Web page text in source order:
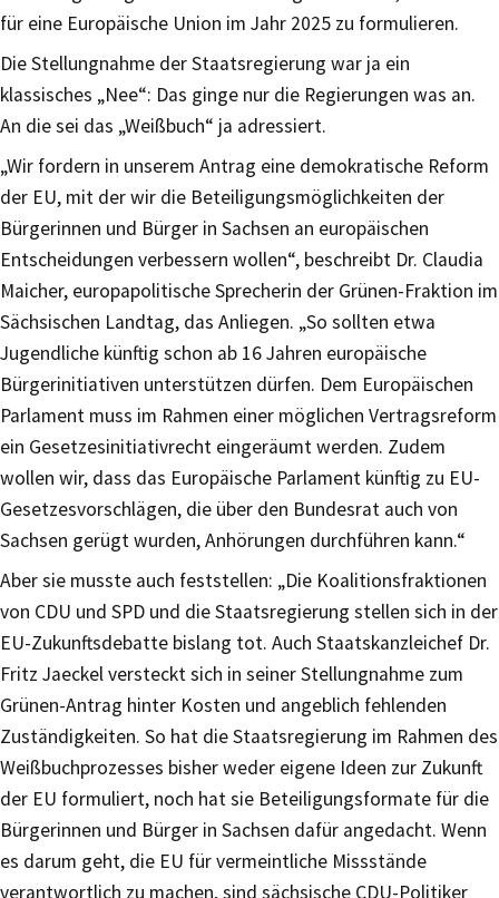
für eine Europäische Union im Jahr 2025 zu formulieren.
Die Stellungnahme der Staatsregierung war ja ein
klassisches „Nee“: Das ginge nur die Regierungen was an.
An die sei das „Weißbuch“ ja adressiert.
„Wir fordern in unserem Antrag eine demokratische Reform
der EU, mit der wir die Beteiligungsmöglichkeiten der
Bürgerinnen und Bürger in Sachsen an europäischen
Entscheidungen verbessern wollen“, beschreibt Dr. Claudia
Maicher, europapolitische Sprecherin der Grünen-Fraktion im
Sächsischen Landtag, das Anliegen. „So sollten etwa
Jugendliche künftig schon ab 16 Jahren europäische
Bürgerinitiativen unterstützen dürfen. Dem Europäischen
Parlament muss im Rahmen einer möglichen Vertragsreform
ein Gesetzesinitiativrecht eingeräumt werden. Zudem
wollen wir, dass das Europäische Parlament künftig zu EU-
Gesetzesvorschlägen, die über den Bundesrat auch von
Sachsen gerügt wurden, Anhörungen durchführen kann.“
Aber sie musste auch feststellen: „Die Koalitionsfraktionen
von CDU und SPD und die Staatsregierung stellen sich in der
EU-Zukunftsdebatte bislang tot. Auch Staatskanzleichef Dr.
Fritz Jaeckel versteckt sich in seiner Stellungnahme zum
Grünen-Antrag hinter Kosten und angeblich fehlenden
Zuständigkeiten. So hat die Staatsregierung im Rahmen des
Weißbuchprozesses bisher weder eigene Ideen zur Zukunft
der EU formuliert, noch hat sie Beteiligungsformate für die
Bürgerinnen und Bürger in Sachsen dafür angedacht. Wenn
es darum geht, die EU für vermeintliche Missstände
verantwortlich zu machen, sind sächsische CDU-Politiker